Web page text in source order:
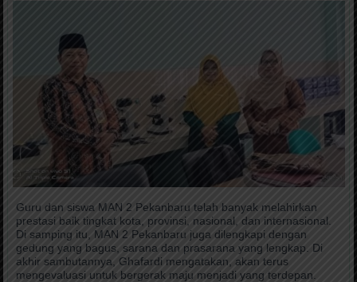
Guru dan siswa MAN 2 Pekanbaru telah banyak melahirkan
prestasi baik tingkat kota, provinsi, nasional, dan internasional.
Di samping itu, MAN 2 Pekanbaru juga dilengkapi dengan
gedung yang bagus, sarana dan prasarana yang lengkap. Di
akhir sambutannya, Ghafardi mengatakan, akan terus
mengevaluasi untuk bergerak maju menjadi yang terdepan.